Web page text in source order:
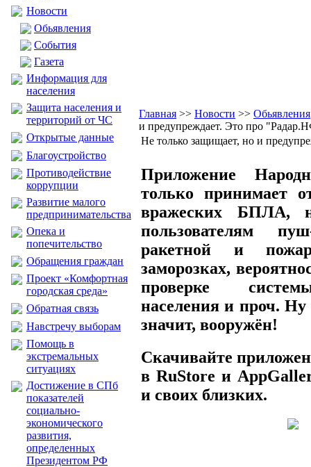
Новости
Обьявления
События
Газета
Информация для
населения
Защита населения и
территорий от ЧС
Открытые данные
Благоустройство
Противодействие
коррупции
Развитие малого
предпринимательства
Опека и
попечительство
Обращения граждан
Проект «Комфортная
городская среда»
Обратная связь
Навстречу выборам
Помощь в
экстремальных
ситуациях
Достижение в СПб
показателей
социально-
экономического
развития,
определенных
Президентом РФ
Главная >> Новости >> Обьявления
и предупреждает. Это про
Не только защищает, но и
Приложение
только принимает
вражеских БПЛА,
пользователям
ракетной и
заморозках,
проверке
населения и проч. Ну
значит, вооружён!
Скачивайте
в RuStore и
и своих близких.